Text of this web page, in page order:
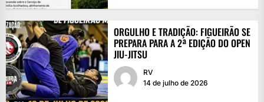
ORGULHO E TRADIÇÃO: FIGUEIRÃO SE
PREPARA PARA A 2ª EDIÇÃO DO OPEN
JIU-JITSU
RV
14 de julho de 2026